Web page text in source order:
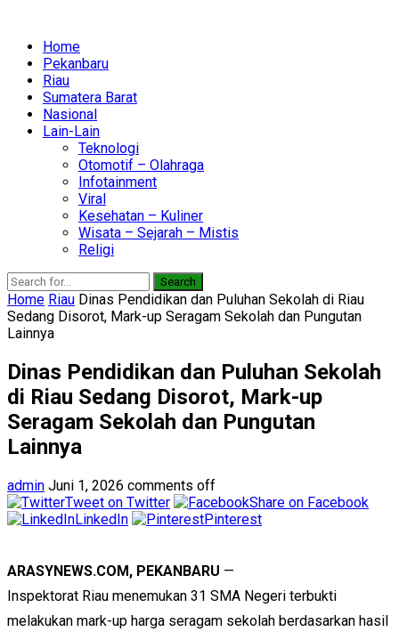
Home
Pekanbaru
Riau
Sumatera Barat
Nasional
Lain-Lain
Teknologi
Otomotif – Olahraga
Infotainment
Viral
Kesehatan – Kuliner
Wisata – Sejarah – Mistis
Religi
Search
Home Riau Dinas Pendidikan dan Puluhan Sekolah di Riau
Sedang Disorot, Mark-up Seragam Sekolah dan Pungutan
Lainnya
Dinas Pendidikan dan Puluhan Sekolah
di Riau Sedang Disorot, Mark-up
Seragam Sekolah dan Pungutan
Lainnya
admin Juni 1, 2026 comments off
Tweet on Twitter
Share on Facebook
LinkedIn
Pinterest
ARASYNEWS.COM, PEKANBARU —
Inspektorat Riau menemukan 31 SMA Negeri terbukti
melakukan mark-up harga seragam sekolah berdasarkan hasil